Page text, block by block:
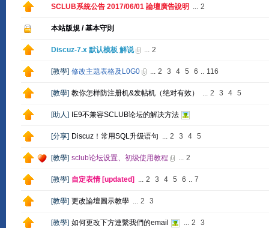
SCLUB系統公告 2017/06/01 論壇廣告說明 ... 2
本站版規 / 基本守則
Discuz-7.x 默认模板 解说 ... 2
[教學] 修改主題表格及L0G0 ... 2 3 4 5 6 .. 116
[教學] 教你怎样防注册机&发帖机（绝对有效） ... 2 3 4 5
[助人] IE9不兼容SCLUB论坛的解决方法
[分享] Discuz！常用SQL升级语句 ... 2 3 4 5
[教學] sclub论坛设置、初级使用教程 ... 2
[教學] 自定表情 [updated] ... 2 3 4 5 6 .. 7
[教學] 更改論壇圖示教學 ... 2 3
[教學] 如何更改下方連繫我們的email ... 2 3